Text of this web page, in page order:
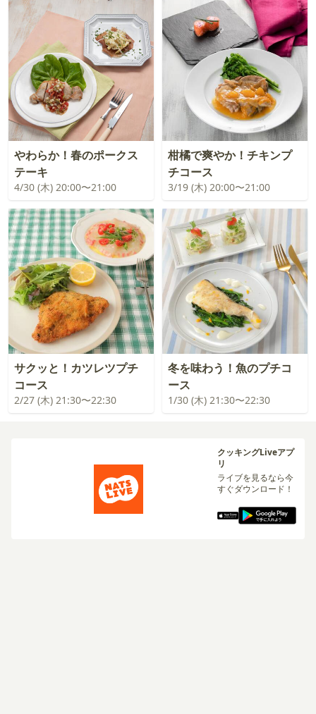
やわらか！春のポークス
テーキ
4/30 (木) 20:00〜21:00
柑橘で爽やか！チキンプ
チコース
3/19 (木) 20:00〜21:00
サクッと！カツレツプチ
コース
2/27 (木) 21:30〜22:30
冬を味わう！魚のプチコ
ース
1/30 (木) 21:30〜22:30
クッキングLiveアプ
リ
ライブを見るなら今
すぐダウンロード！